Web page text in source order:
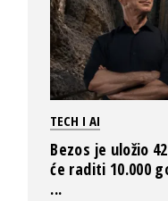
TECH I AI
Bezos je uložio
će raditi 10.000
...